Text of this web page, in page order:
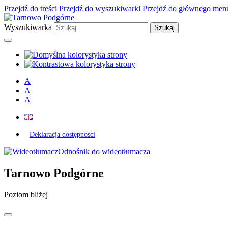
Przejdź do treści Przejdź do wyszukiwarki Przejdź do głównego
Wyszukiwarka
A
A
A
Deklaracja dostępności
Odnośnik do wideotłumacza
Tarnowo Podgórne
Poziom bliżej